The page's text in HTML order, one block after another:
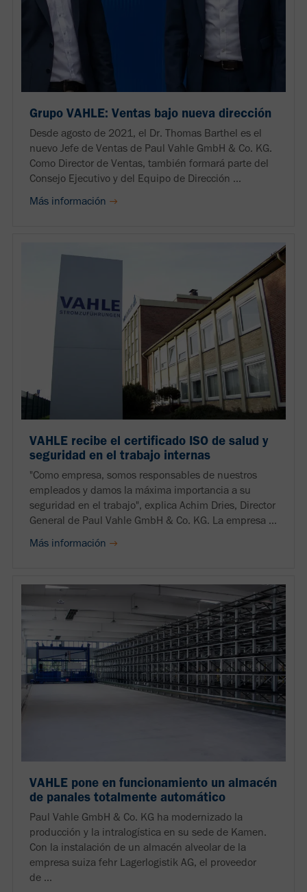
Grupo VAHLE: Ventas bajo nueva dirección
Desde agosto de 2021, el Dr. Thomas Barthel es el
nuevo Jefe de Ventas de Paul Vahle GmbH & Co. KG.
Como Director de Ventas, también formará parte del
Consejo Ejecutivo y del Equipo de Dirección ...
Más información
VAHLE recibe el certificado ISO de salud y
seguridad en el trabajo internas
"Como empresa, somos responsables de nuestros
empleados y damos la máxima importancia a su
seguridad en el trabajo", explica Achim Dries, Director
General de Paul Vahle GmbH & Co. KG. La empresa ...
Más información
VAHLE pone en funcionamiento un almacén
de panales totalmente automático
Paul Vahle GmbH & Co. KG ha modernizado la
producción y la intralogística en su sede de Kamen.
Con la instalación de un almacén alveolar de la
empresa suiza fehr Lagerlogistik AG, el proveedor
de ...